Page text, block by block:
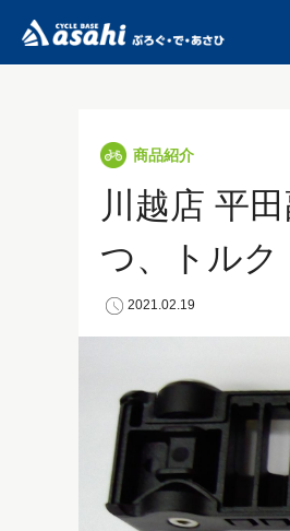
商品紹介
川越店 平
つ、トルク
2021.02.19